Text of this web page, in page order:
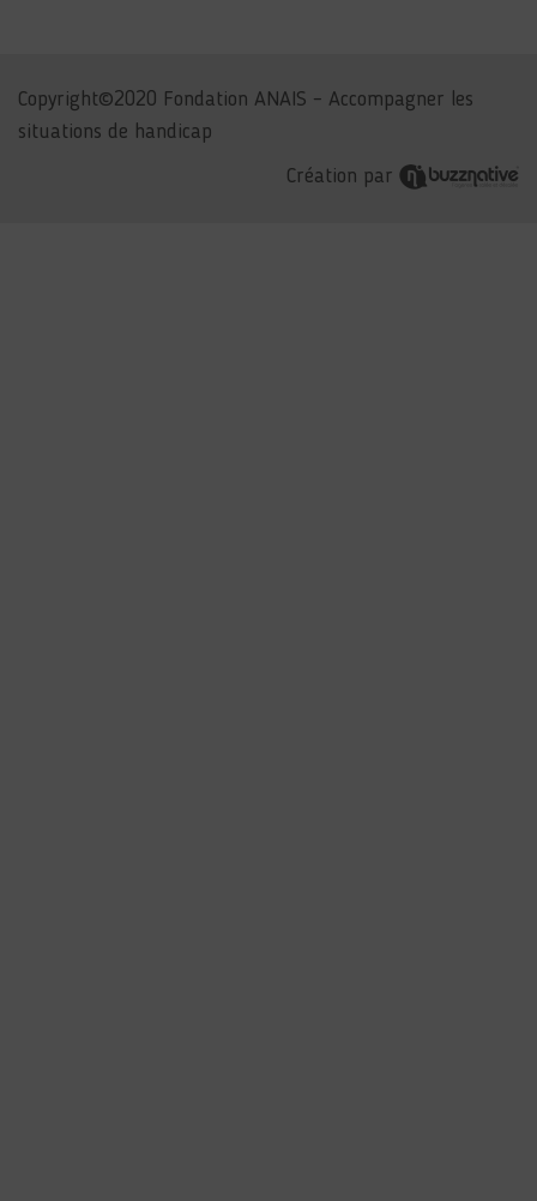
Copyright©2020 Fondation ANAIS – Accompagner les
situations de handicap
Création par